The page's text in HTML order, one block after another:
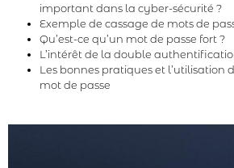
important dans la cyber-sécurité ?
Exemple de cassage de mots de
Qu’est-ce qu’un mot de passe fort ?
L’intérêt de la double
Les bonnes pratiques et l’utilisation
mot de passe